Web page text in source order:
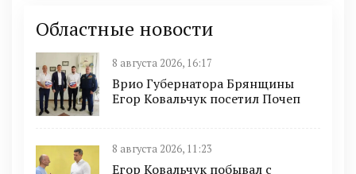
Областные новости
8 августа 2026, 16:17
Врио Губернатора Брянщины
Егор Ковальчук посетил Почеп
8 августа 2026, 11:23
Егор Ковальчук побывал с